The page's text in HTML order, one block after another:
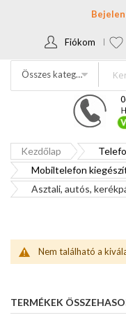
Fiókom
Összes kategória
Kezdőlap
Mobiltelefon
Asztali, autós,
Nem található a
TERMÉKEK